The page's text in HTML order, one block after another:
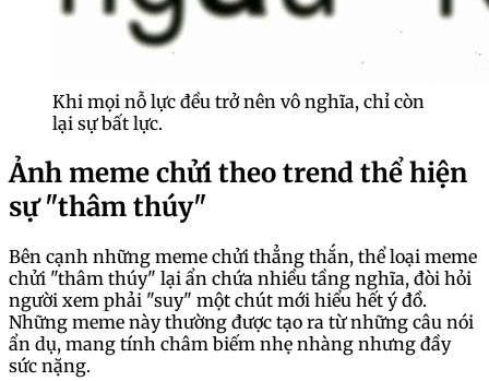
Khi mọi nỗ lực đều trở nên vô nghĩa, chỉ còn
lại sự bất lực.
Ảnh meme chửi theo trend thể hiện
sự "thâm thúy"
Bên cạnh những meme chửi thẳng thắn, thể loại meme
chửi "thâm thúy" lại ẩn chứa nhiều tầng nghĩa, đòi hỏi
người xem phải "suy" một chút mới hiểu hết ý đồ.
Những meme này thường được tạo ra từ những câu nói
ẩn dụ, mang tính châm biếm nhẹ nhàng nhưng đầy
sức nặng.